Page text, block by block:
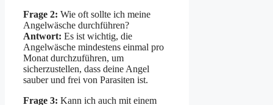
Frage 2: Wie oft sollte ich meine
Angelwäsche durchführen?
Antwort: Es ist wichtig, die
Angelwäsche mindestens einmal pro
Monat durchzuführen, um
sicherzustellen, dass deine Angel
sauber und frei von Parasiten ist.
Frage 3: Kann ich auch mit einem